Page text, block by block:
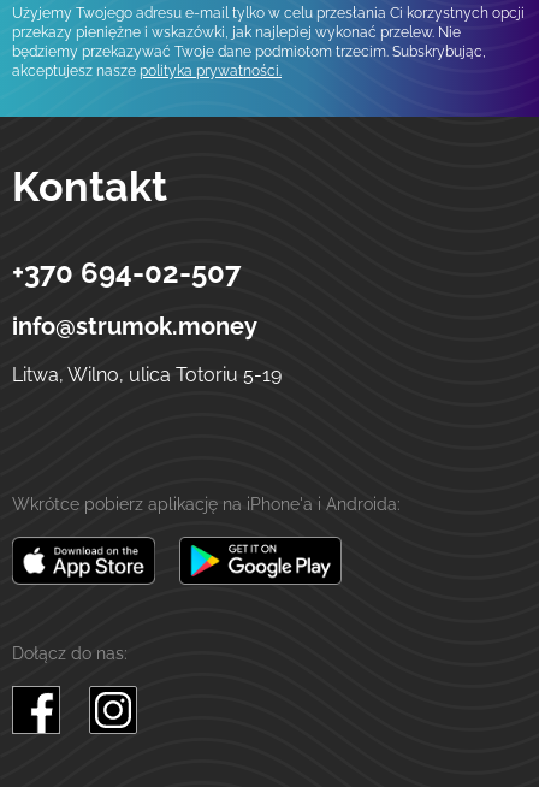
Użyjemy Twojego adresu e-mail tylko w celu przesłania Ci korzystnych opcji
przekazy pieniężne i wskazówki, jak najlepiej wykonać przelew. Nie
będziemy przekazywać Twoje dane podmiotom trzecim. Subskrybując,
akceptujesz nasze polityka prywatności.
Kontakt
Strumok
Przelewy na Ukrainę
ulica Totoriu, 5-19
+370 694-02-507
info@strumok.money
Litwa, Wilno, ulica Totoriu 5-19
Wkrótce pobierz aplikację na iPhone'a i Androida:
Dołącz do nas: